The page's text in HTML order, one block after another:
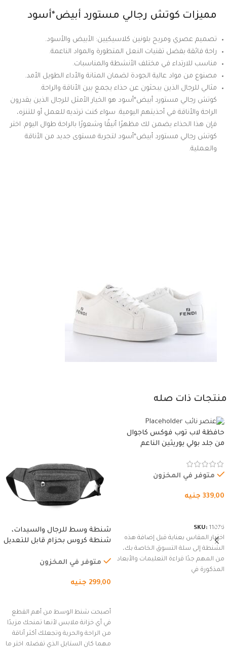
مميزات كوتش رجالي مستورد أبيض*أسود
تصميم عصري ومريح بلونين كلاسيكيين: الأبيض والأسود.
راحة فائقة بفضل تقنيات النعل المتطورة والمواد الناعمة.
مناسب للارتداء في مختلف الأنشطة والمناسبات.
مصنوع من مواد عالية الجودة لضمان المتانة والأداء الطويل الأمد.
مثالي للرجال الذين يبحثون عن حذاء يجمع بين الأناقة والراحة.
كوتش رجالي مستورد أبيض*أسود هو الخيار الأمثل للرجال الذين يقدرون
الراحة والأناقة في أحذيتهم اليومية. سواء كنت ترتديه للعمل أو للتنزه،
فإن هذا الحذاء يضمن لك مظهرًا أنيقًا وشعورًا بالراحة طوال اليوم. اختر
كوتش رجالي مستورد أبيض*أسود لتجربة مستوى جديد من الأناقة
والعملية.
منتجات ذات صله
حافظة لاب توب فوكس كاجوال
من جلد بولي يوريثين الناعم
وسوستة.
متوفر في المخزون
339,00 جنيه
SKU: 11076
اختيار المقاس بعناية قبل إضافة هذه
الشنطة إلى سلة التسوق الخاصة بك،
من المهم جدًا قراءة التعليمات والأبعاد
المذكورة في
شنطة وسط للرجال والسيدات،
شنطة كروس بحزام قابل للتعديل
السفر، الجري العادي، المشي
(رمادي)
متوفر في المخزون
299,00 جنيه
أصبحت شنط الوسط من أهم القطع
في أي خزانة ملابس لأنها تمنحك مزيدًا
من الراحة والحرية وتجعلك أكثر أناقة
مهما كان الستايل الذي تفضله. اختر ما